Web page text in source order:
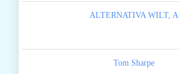
ALTERNATIVA WILT, A
Tom Sharpe